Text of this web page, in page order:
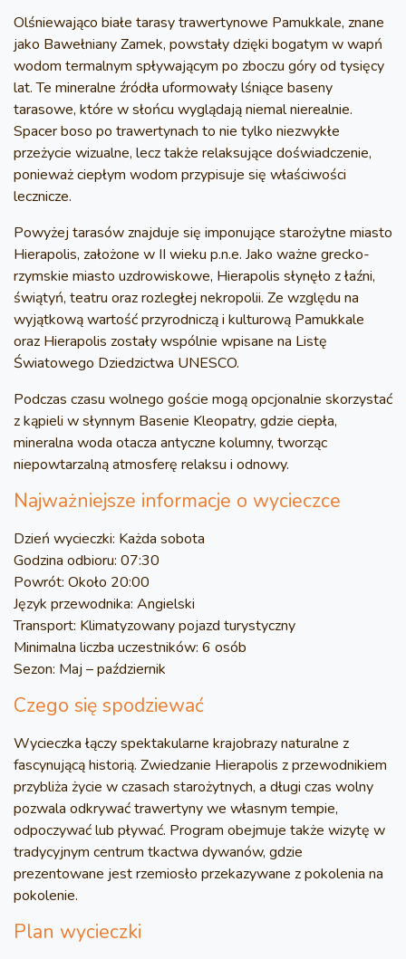
Olśniewająco białe tarasy trawertynowe Pamukkale, znane
jako Bawełniany Zamek, powstały dzięki bogatym w wapń
wodom termalnym spływającym po zboczu góry od tysięcy
lat. Te mineralne źródła uformowały lśniące baseny
tarasowe, które w słońcu wyglądają niemal nierealnie.
Spacer boso po trawertynach to nie tylko niezwykłe
przeżycie wizualne, lecz także relaksujące doświadczenie,
ponieważ ciepłym wodom przypisuje się właściwości
lecznicze.
Powyżej tarasów znajduje się imponujące starożytne miasto
Hierapolis, założone w II wieku p.n.e. Jako ważne grecko-
rzymskie miasto uzdrowiskowe, Hierapolis słynęło z łaźni,
świątyń, teatru oraz rozległej nekropolii. Ze względu na
wyjątkową wartość przyrodniczą i kulturową Pamukkale
oraz Hierapolis zostały wspólnie wpisane na Listę
Światowego Dziedzictwa UNESCO.
Podczas czasu wolnego goście mogą opcjonalnie skorzystać
z kąpieli w słynnym Basenie Kleopatry, gdzie ciepła,
mineralna woda otacza antyczne kolumny, tworząc
niepowtarzalną atmosferę relaksu i odnowy.
Najważniejsze informacje o wycieczce
Dzień wycieczki: Każda sobota
Godzina odbioru: 07:30
Powrót: Około 20:00
Język przewodnika: Angielski
Transport: Klimatyzowany pojazd turystyczny
Minimalna liczba uczestników: 6 osób
Sezon: Maj – październik
Czego się spodziewać
Wycieczka łączy spektakularne krajobrazy naturalne z
fascynującą historią. Zwiedzanie Hierapolis z przewodnikiem
przybliża życie w czasach starożytnych, a długi czas wolny
pozwala odkrywać trawertyny we własnym tempie,
odpoczywać lub pływać. Program obejmuje także wizytę w
tradycyjnym centrum tkactwa dywanów, gdzie
prezentowane jest rzemiosło przekazywane z pokolenia na
pokolenie.
Plan wycieczki